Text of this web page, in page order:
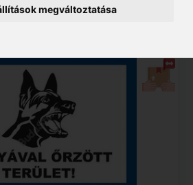
megváltoztatása
tesz